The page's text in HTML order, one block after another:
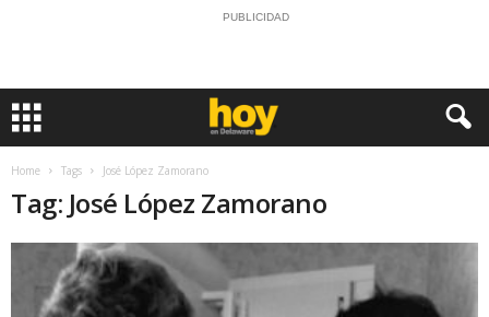
PUBLICIDAD
Home Tags José López Zamorano
Tag: José López Zamorano